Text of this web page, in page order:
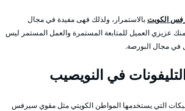
الكويتبالاستمرار، ولذلك فهى مفيدة في مجال
منك عزيزي العميل للمتابعة المستمرة والعمل المستمر ليس
في مجال البورصة.
في النويصيب
التي يستخدمها المواطن الكويتي مثل مقوي سيرفس